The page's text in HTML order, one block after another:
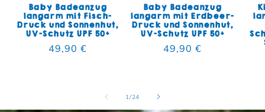
Baby Badeanzug
langarm mit Fisch-
Druck und Sonnenhut,
UV-Schutz UPF 50+
Normaler Preis
49,90 €
Baby Badeanzug
langarm mit Erdbeer-
Druck und Sonnenhut,
UV-Schutz UPF 50+
Normaler Preis
49,90 €
1 /von
24